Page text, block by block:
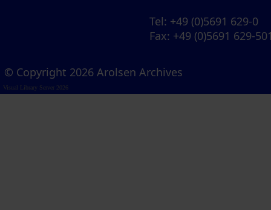
Tel: +49 (0)5691 629-0
Fax: +49 (0)5691 629-
© Copyright 2026 Arolsen Archives
Visual Library Server 2026